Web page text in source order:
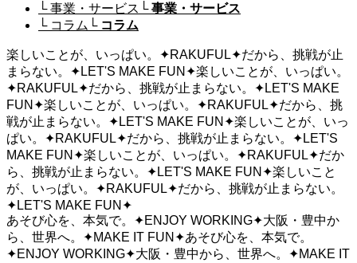
└ 事業・サービス └ 事業・サービス
└ コラム └ コラム
楽しいことが、いっぱい。 ✦RAKUFUL✦だから、挑戦が止
まらない。 ✦LET'S MAKE FUN ✦楽しいことが、いっぱい。
✦RAKUFUL✦だから、挑戦が止まらない。 ✦LET'S MAKE
FUN ✦楽しいことが、いっぱい。 ✦RAKUFUL✦だから、挑
戦が止まらない。 ✦LET'S MAKE FUN ✦楽しいことが、いっ
ぱい。 ✦RAKUFUL✦だから、挑戦が止まらない。 ✦LET'S
MAKE FUN ✦楽しいことが、いっぱい。 ✦RAKUFUL✦だか
ら、挑戦が止まらない。 ✦LET'S MAKE FUN ✦楽しいこと
が、いっぱい。 ✦RAKUFUL✦だから、挑戦が止まらない。
✦LET'S MAKE FUN ✦
あそび心を、本気で。 ✦ENJOY WORKING✦大阪・豊中か
ら、世界へ。 ✦MAKE IT FUN ✦あそび心を、本気で。
✦ENJOY WORKING✦大阪・豊中から、世界へ。 ✦MAKE IT